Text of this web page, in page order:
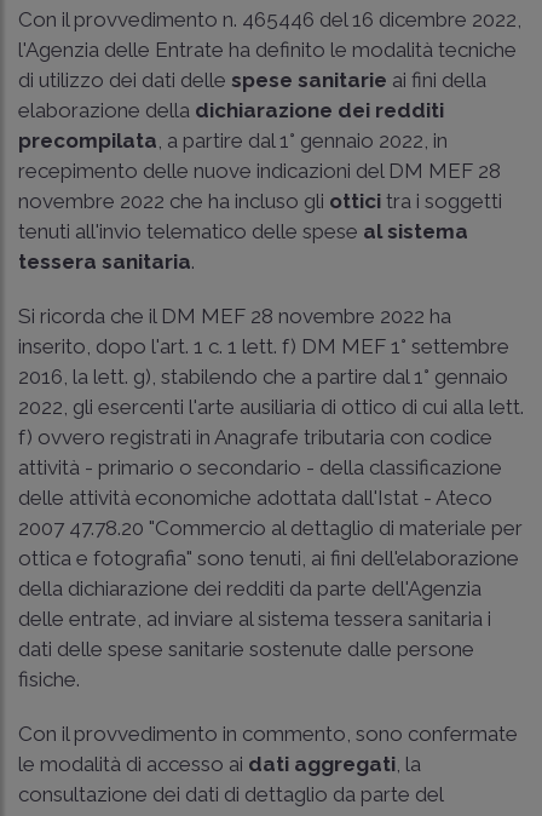
Con il provvedimento n. 465446 del 16 dicembre 2022,
l'Agenzia delle Entrate ha definito le modalità tecniche
di utilizzo dei dati delle spese sanitarie ai fini della
elaborazione della dichiarazione dei redditi
precompilata , a partire dal 1° gennaio 2022, in
recepimento delle nuove indicazioni del DM MEF 28
novembre 2022 che ha incluso gli ottici tra i soggetti
tenuti all'invio telematico delle spese al sistema
tessera sanitaria.
Si ricorda che il DM MEF 28 novembre 2022 ha
inserito, dopo l'art. 1 c. 1 lett. f) DM MEF 1° settembre
2016 , la lett. g), stabilendo che a partire dal 1° gennaio
2022, gli esercenti l'arte ausiliaria di ottico di cui alla lett.
f) ovvero registrati in Anagrafe tributaria con codice
attività - primario o secondario - della classificazione
delle attività economiche adottata dall'Istat - Ateco
2007 47.78.20 "Commercio al dettaglio di materiale per
ottica e fotografia" sono tenuti, ai fini dell'elaborazione
della dichiarazione dei redditi da parte dell'Agenzia
delle entrate, ad inviare al sistema tessera sanitaria i
dati delle spese sanitarie sostenute dalle persone
fisiche.
Con il provvedimento in commento, sono confermate
le modalità di accesso ai dati aggregati , la
consultazione dei dati di dettaglio da parte del